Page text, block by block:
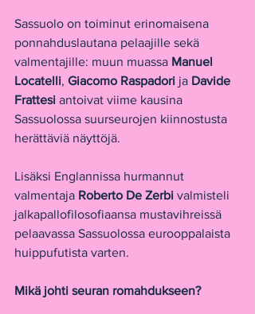
Sassuolo on toiminut erinomaisena
ponnahduslautana pelaajille sekä
valmentajille: muun muassa Manuel
Locatelli, Giacomo Raspadori ja Davide
Frattesi antoivat viime kausina
Sassuolossa suurseurojen kiinnostusta
herättäviä näyttöjä.
Lisäksi Englannissa hurmannut
valmentaja Roberto De Zerbi valmisteli
jalkapallofilosofiaansa mustavihreissä
pelaavassa Sassuolossa eurooppalaista
huippufutista varten.
Mikä johti seuran romahdukseen?